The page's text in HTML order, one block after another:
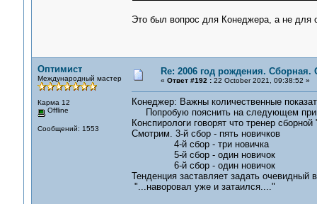
Это был вопрос для Конеджера, а не
Оптимист
Международный мастер
Карма 12
Offline
Сообщений: 1553
Re: 2006 год рождения.
« Ответ #192 :22 October 2021, 09:38:52 »
Конеджер: Важны количественные
Попробую пояснить на следующем
Конспирологи говорят что тренер
Смотрим. 3-й сбор - пять новичков
4-й сбор - три новичка
5-й сбор - один новичок
6-й сбор - один новичок
Тенденция заставляет задать
"...наворовал уже и затаился...."